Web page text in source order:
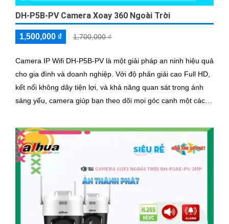
DH-P5B-PV Camera Xoay 360 Ngoài Trời
1,500,000 ₫ 1,700,000 ₫
Camera IP Wifi DH-P5B-PV là một giải pháp an ninh hiệu quả
cho gia đình và doanh nghiệp. Với độ phân giải cao Full HD,
kết nối không dây tiện lợi, và khả năng quan sát trong ánh
sáng yếu, camera giúp bạn theo dõi mọi góc cạnh một cách